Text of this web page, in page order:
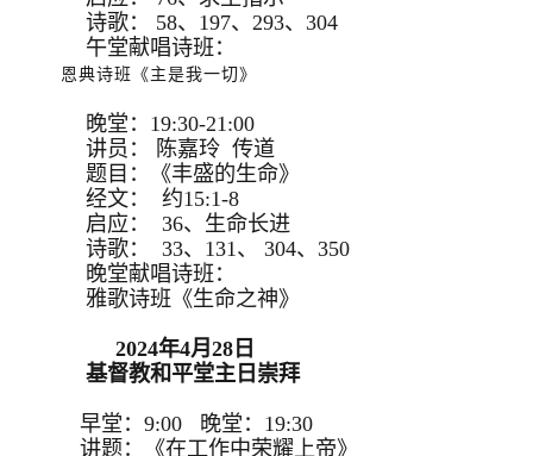
诗歌：
58、197、293、 304
午堂献唱诗班：
恩典诗班《主是我一切》
晚堂：19:30-21:00
讲员： 陈嘉玲 传道
题目：《丰盛的生命》
经文： 约15:1-8
启应： 36、生命长进
诗歌： 33、131、 304、350
晚堂献唱诗班：
雅歌诗班《生命之神》
2024年4月28日
基督教和平堂主日崇拜
早堂：9:00 晚堂：19:30
讲题：《在工作中荣耀上帝》